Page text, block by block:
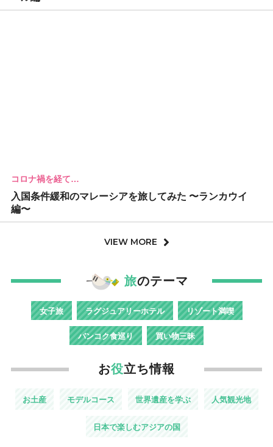
コロナ禍を経て…
入国条件緩和のマレーシアを旅してみた 〜ランカウイ
編〜
VIEW MORE
旅のテーマ
女子旅 ラグジュアリーホテル リゾート満喫
バンコク食巡り 買い物三昧
お役立ち情報
お土産 モデルコース 世界遺産を学ぶ 人気観光地
日本で楽しむアジアの国